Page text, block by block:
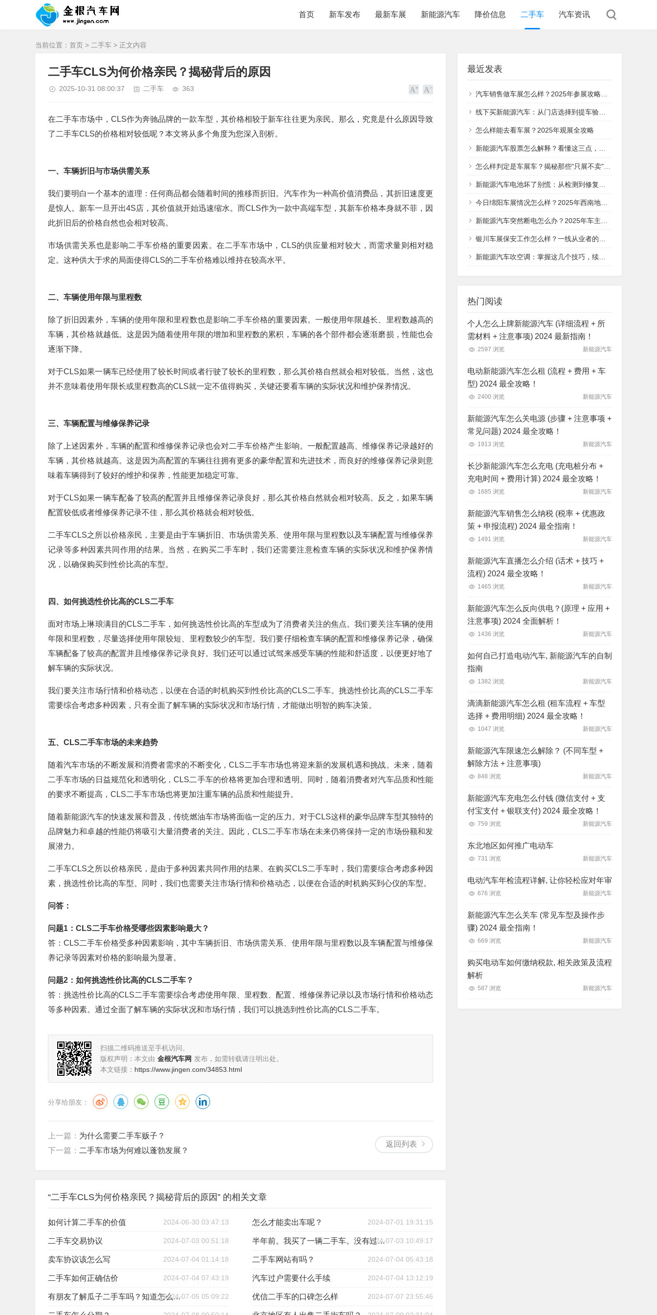
首页 新车发布 最新车展 新能源汽车 降价信息 二手车 汽车资讯
当前位置： 首页 > 二手车 > 正文内容
二手车CLS为何价格亲民？揭秘背后的原因
2025-10-31 08:00:37 二手车 363
在二手车市场中，CLS作为奔驰品牌的一款车型，其价格相较于新车往往更为亲民。那么，究竟是什么原因导致
了二手车CLS的价格相对较低呢？本文将从多个角度为您深入剖析。
一、车辆折旧与市场供需关系
我们要明白一个基本的道理：任何商品都会随着时间的推移而折旧。汽车作为一种高价值消费品，其折旧速度更
是惊人。新车一旦开出4S店，其价值就开始迅速缩水。而CLS作为一款中高端车型，其新车价格本身就不菲，因
此折旧后的价格自然也会相对较高。
市场供需关系也是影响二手车价格的重要因素。在二手车市场中，CLS的供应量相对较大，而需求量则相对稳
定。这种供大于求的局面使得CLS的二手车价格难以维持在较高水平。
二、车辆使用年限与里程数
除了折旧因素外，车辆的使用年限和里程数也是影响二手车价格的重要因素。一般使用年限越长、里程数越高的
车辆，其价格就越低。这是因为随着使用年限的增加和里程数的累积，车辆的各个部件都会逐渐磨损，性能也会
逐渐下降。
对于CLS如果一辆车已经使用了较长时间或者行驶了较长的里程数，那么其价格自然就会相对较低。当然，这也
并不意味着使用年限长或里程数高的CLS就一定不值得购买，关键还要看车辆的实际状况和维护保养情况。
三、车辆配置与维修保养记录
除了上述因素外，车辆的配置和维修保养记录也会对二手车价格产生影响。一般配置越高、维修保养记录越好的
车辆，其价格就越高。这是因为高配置的车辆往往拥有更多的豪华配置和先进技术，而良好的维修保养记录则意
味着车辆得到了较好的维护和保养，性能更加稳定可靠。
对于CLS如果一辆车配备了较高的配置并且维修保养记录良好，那么其价格自然就会相对较高。反之，如果车辆
配置较低或者维修保养记录不佳，那么其价格就会相对较低。
二手车CLS之所以价格亲民，主要是由于车辆折旧、市场供需关系、使用年限与里程数以及车辆配置与维修保养
记录等多种因素共同作用的结果。当然，在购买二手车时，我们还需要注意检查车辆的实际状况和维护保养情
况，以确保购买到性价比高的车型。
四、如何挑选性价比高的CLS二手车
面对市场上琳琅满目的CLS二手车，如何挑选性价比高的车型成为了消费者关注的焦点。我们要关注车辆的使用
年限和里程数，尽量选择使用年限较短、里程数较少的车型。我们要仔细检查车辆的配置和维修保养记录，确保
车辆配备了较高的配置并且维修保养记录良好。我们还可以通过试驾来感受车辆的性能和舒适度，以便更好地了
解车辆的实际状况。
我们要关注市场行情和价格动态，以便在合适的时机购买到性价比高的CLS二手车。挑选性价比高的CLS二手车
需要综合考虑多种因素，只有全面了解车辆的实际状况和市场行情，才能做出明智的购车决策。
五、CLS二手车市场的未来趋势
随着汽车市场的不断发展和消费者需求的不断变化，CLS二手车市场也将迎来新的发展机遇和挑战。未来，随着
二手车市场的日益规范化和透明化，CLS二手车的价格将更加合理和透明。同时，随着消费者对汽车品质和性能
的要求不断提高，CLS二手车市场也将更加注重车辆的品质和性能提升。
随着新能源汽车的快速发展和普及，传统燃油车市场将面临一定的压力。对于CLS这样的豪华品牌车型其独特的
品牌魅力和卓越的性能仍将吸引大量消费者的关注。因此，CLS二手车市场在未来仍将保持一定的市场份额和发
展潜力。
二手车CLS之所以价格亲民，是由于多种因素共同作用的结果。在购买CLS二手车时，我们需要综合考虑多种因
素，挑选性价比高的车型。同时，我们也需要关注市场行情和价格动态，以便在合适的时机购买到心仪的车型。
问答：
问题1：CLS二手车价格受哪些因素影响最大？
答：CLS二手车价格受多种因素影响，其中车辆折旧、市场供需关系、使用年限与里程数以及车辆配置与维修保
养记录等因素对价格的影响最为显著。
问题2：如何挑选性价比高的CLS二手车？
答：挑选性价比高的CLS二手车需要综合考虑使用年限、里程数、配置、维修保养记录以及市场行情和价格动态
等多种因素。通过全面了解车辆的实际状况和市场行情，我们可以挑选到性价比高的CLS二手车。
扫描二维码推送至手机访问。
版权声明：本文由 金根汽车网 发布，如需转载请注明出处。
本文链接： https://www.jingen.com/34853.html
分享给朋友：
返回列表
上一篇： 为什么需要二手车贩子？
下一篇： 二手车市场为何难以蓬勃发展？
“二手车CLS为何价格亲民？揭秘背后的原因” 的相关文章
如何计算二手车的价值 2024-06-30 03:47:13 怎么才能卖出车呢？ 2024-07-01 19:31:15
二手车交易协议 2024-07-03 00:51:18 半年前。我买了一辆二手车。没有过户。现在想卖掉。可以吗？
2024-07-03 10:49:17
卖车协议该怎么写 2024-07-04 01:14:18 二手车网站有吗？ 2024-07-04 05:43:18
二手车如何正确估价 2024-07-04 07:43:19 汽车过户需要什么手续 2024-07-04 13:12:19
有朋友了解瓜子二手车吗？知道怎么在上面卖车吗？
2024-07-05 05:09:22 优信二手车的口碑怎么样 2024-07-07 23:55:46
最近发表
汽车销售做车展怎么样？2025年参展攻略与实战经验分享
线下买新能源汽车：从门店选择到提车验收，这5个关键步骤帮你避坑
怎么样能去看车展？2025年观展全攻略
新能源汽车股票怎么解释？看懂这三点，你就明白它的投资价值在哪
怎么样判定是车展车？揭秘那些"只展不卖"的特殊车辆
新能源汽车电池坏了别慌：从检测到修复的全流程指南
今日绵阳车展情况怎么样？2025年西南地区汽车盛宴全面解析
新能源汽车突然断电怎么办？2025年车主必看的应急处理指南，从安全判断到救援全流程
银川车展保安工作怎么样？一线从业者的真实体验分享
新能源汽车吹空调：掌握这几个技巧，续航与舒适不再二选一
热门阅读
个人怎么上牌新能源汽车 (详细流程 + 所
需材料 + 注意事项) 2024 最新指南！
2597 浏览 新能源汽车
电动新能源汽车怎么租 (流程 + 费用 + 车
型) 2024 最全攻略！
2400 浏览 新能源汽车
新能源汽车怎么关电源 (步骤 + 注意事项 +
常见问题) 2024 最全攻略！
1913 浏览 新能源汽车
长沙新能源汽车怎么充电 (充电桩分布 +
充电时间 + 费用计算) 2024 最全攻略！
1685 浏览 新能源汽车
新能源汽车销售怎么纳税 (税率 + 优惠政
策 + 申报流程) 2024 最全指南！
1491 浏览 新能源汽车
新能源汽车直播怎么介绍 (话术 + 技巧 +
流程) 2024 最全攻略！
1465 浏览 新能源汽车
新能源汽车怎么反向供电？(原理 + 应用 +
注意事项) 2024 全面解析！
1436 浏览 新能源汽车
如何自己打造电动汽车, 新能源汽车的自制
指南
1382 浏览 新能源汽车
滴滴新能源汽车怎么租 (租车流程 + 车型
选择 + 费用明细) 2024 最全攻略！
1047 浏览 新能源汽车
新能源汽车限速怎么解除？ (不同车型 +
解除方法 + 注意事项)
848 浏览 新能源汽车
新能源汽车充电怎么付钱 (微信支付 + 支
付宝支付 + 银联支付) 2024 最全攻略！
759 浏览 新能源汽车
东北地区如何推广电动车
731 浏览 新能源汽车
电动汽车年检流程详解, 让你轻松应对年审
676 浏览 新能源汽车
新能源汽车怎么关车 (常见车型及操作步
骤) 2024 最全指南！
669 浏览 新能源汽车
购买电动车如何缴纳税款, 相关政策及流程
解析
587 浏览 新能源汽车